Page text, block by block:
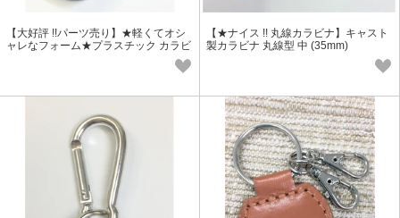
【大好評 !!パーツ売り】★軽くてオシ
ャレなフォーム★プラスチック カラビ
【★ナイス !! 丸線カラビナ】キャスト
製カラビナ 丸線型 中 (35mm)